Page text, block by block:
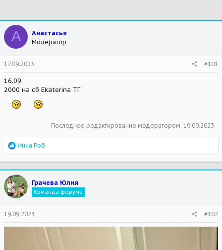
А Анастасья
Модератор
17.09.2023 #101
16.09.
2000 на сб Ekaterina ТГ
Последнее редактирование модератором: 19.09.2023
R
a
c
t
i
o
n
s
:
Инна Роб
Грачева Юлия
Команда форума
19.09.2023 #102